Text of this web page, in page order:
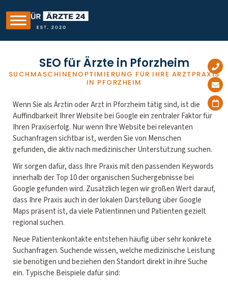
SEO für Ärzte in Pforzheim
SUCHMASCHINENOPTIMIERUNG FÜR IHRE ARZTPRAXIS
IN PFORZHEIM
Wenn Sie als Ärztin oder Arzt in Pforzheim tätig sind, ist die
Auffindbarkeit Ihrer Website bei Google ein zentraler Faktor für
Ihren Praxiserfolg. Nur wenn Ihre Website bei relevanten
Suchanfragen sichtbar ist, werden Sie von Menschen
gefunden, die aktiv nach medizinischer Unterstützung suchen.
Wir sorgen dafür, dass Ihre Praxis mit den passenden Keywords
innerhalb der Top 10 der organischen Suchergebnisse bei
Google gefunden wird. Zusätzlich legen wir großen Wert darauf,
dass Ihre Praxis auch in der lokalen Darstellung über Google
Maps präsent ist, da viele Patientinnen und Patienten gezielt
regional suchen.
Neue Patientenkontakte entstehen häufig über sehr konkrete
Suchanfragen. Suchende wissen, welche medizinische Leistung
sie benötigen und beziehen den Standort direkt in ihre Suche
ein. Typische Beispiele dafür sind: